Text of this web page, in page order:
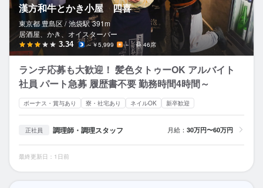
応募履歴
WEB履歴書
スカウト・メルマガ受信設定
ヘルプ・お問い合わせフォーム
掲載をご検討の店舗様へ
食べログ求人PRESS
漢方和牛とかき小屋 四喜
東京都 豊島区 / 池袋駅 391m
居酒屋、かき、オイスターバー
3.34 ～￥5,999 － 46席
ランチ応募も大歓迎！ 髪色タトゥーOK アルバイト
社員 パート急募 履歴書不要 勤務時間4時間～
ボーナス・賞与あり 寮・社宅あり ネイルOK 新卒歓迎
正社員 調理師・調理スタッフ 月給： 30万円〜60万円
最終更新日：1日前